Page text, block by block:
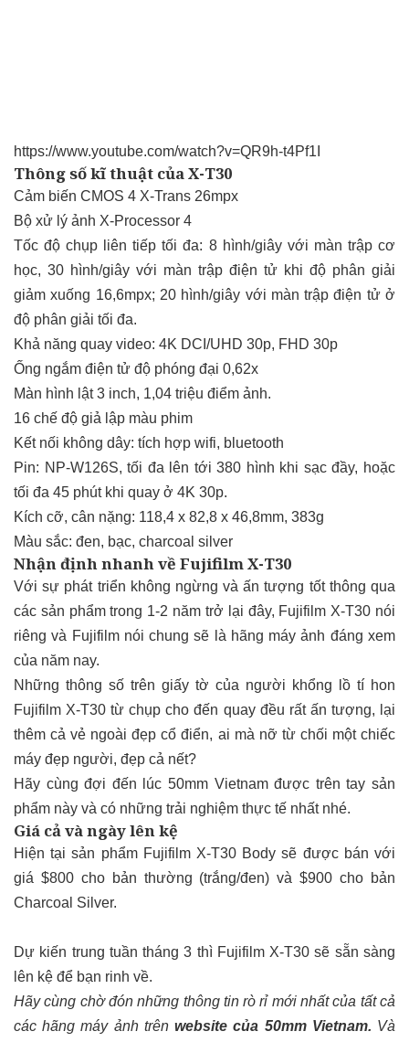
https://www.youtube.com/watch?v=QR9h-t4Pf1I
Thông số kĩ thuật của X-T30
Cảm biến CMOS 4 X-Trans 26mpx
Bộ xử lý ảnh X-Processor 4
Tốc độ chụp liên tiếp tối đa: 8 hình/giây với màn trập cơ
học, 30 hình/giây với màn trập điện tử khi độ phân giải
giảm xuống 16,6mpx; 20 hình/giây với màn trập điện tử ở
độ phân giải tối đa.
Khả năng quay video: 4K DCI/UHD 30p, FHD 30p
Ống ngắm điện tử độ phóng đại 0,62x
Màn hình lật 3 inch, 1,04 triệu điểm ảnh.
16 chế độ giả lập màu phim
Kết nối không dây: tích hợp wifi, bluetooth
Pin: NP-W126S, tối đa lên tới 380 hình khi sạc đầy, hoặc
tối đa 45 phút khi quay ở 4K 30p.
Kích cỡ, cân nặng: 118,4 x 82,8 x 46,8mm, 383g
Màu sắc: đen, bạc, charcoal silver
Nhận định nhanh về Fujifilm X-T30
Với sự phát triển không ngừng và ấn tượng tốt thông qua
các sản phẩm trong 1-2 năm trở lại đây, Fujifilm X-T30 nói
riêng và Fujifilm nói chung sẽ là hãng máy ảnh đáng xem
của năm nay.
Những thông số trên giấy tờ của người khổng lồ tí hon
Fujifilm X-T30 từ chụp cho đến quay đều rất ấn tượng, lại
thêm cả vẻ ngoài đẹp cổ điển, ai mà nỡ từ chối một chiếc
máy đẹp người, đẹp cả nết?
Hãy cùng đợi đến lúc 50mm Vietnam được trên tay sản
phẩm này và có những trải nghiệm thực tế nhất nhé.
Giá cả và ngày lên kệ
Hiện tại sản phẩm Fujifilm X-T30 Body sẽ được bán với
giá $800 cho bản thường (trắng/đen) và $900 cho bản
Charcoal Silver.
Dự kiến trung tuần tháng 3 thì Fujifilm X-T30 sẽ sẵn sàng
lên kệ để bạn rinh về.
Hãy cùng chờ đón những thông tin rò rỉ mới nhất của tất cả
các hãng máy ảnh trênwebsite của 50mm Vietnam. Và